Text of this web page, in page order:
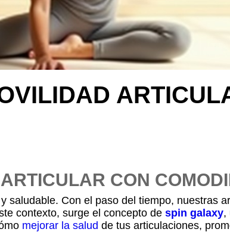
CON
Con el paso del tiempo, nuestras
contexto, surge el concepto de spin galaxy,
mejorar la salud de tus articulaciones,